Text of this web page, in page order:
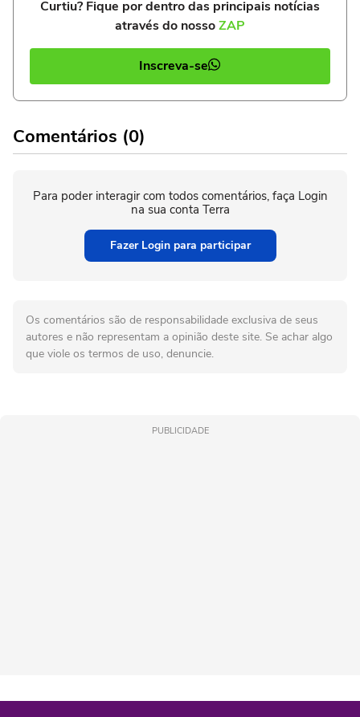
Curtiu? Fique por dentro das principais notícias
através do nossoZAP
Inscreva-se
Comentários (0)
Para poder interagir com todos comentários, faça Login
na sua conta Terra
Fazer Login para participar
Os comentários são de responsabilidade exclusiva de seus
autores e não representam a opinião deste site. Se achar algo
que viole os termos de uso, denuncie.
PUBLICIDADE